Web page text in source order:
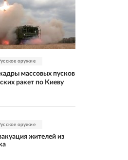
оружие
массовых пусков
ракет по Киеву
оружие
жителей из